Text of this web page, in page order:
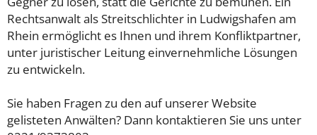
Rechtsanwalt als Streitschlichter in Ludwigshafen am
Rhein ermöglicht es Ihnen und ihrem Konfliktpartner,
unter juristischer Leitung einvernehmliche Lösungen
zu entwickeln.
Sie haben Fragen zu den auf unserer Website
gelisteten Anwälten? Dann kontaktieren Sie uns unter